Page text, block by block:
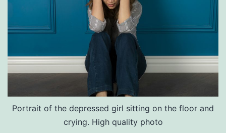
Portrait of the depressed girl sitting on the floor and
crying. High quality photo